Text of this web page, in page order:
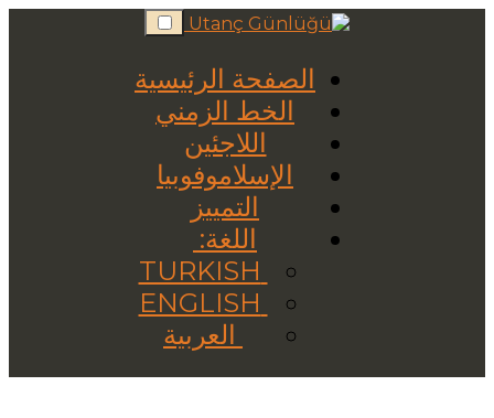
Skip
to
الصفحة الرئيسية
الخط الزمني
اللاجئين
الإسلاموفوبيا
التمييز
اللغة:
العربية